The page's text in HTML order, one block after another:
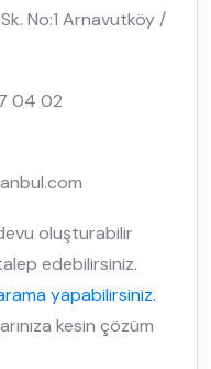
No:1 Arnavutköy /
04 02
oluşturabilir
edebilirsiniz.
yapabilirsiniz.
kesin çözüm